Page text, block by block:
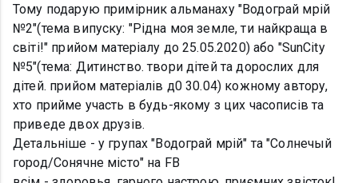
Тому подарую примірник альманаху "Водограй мрій
№2"(тема випуску: "Рідна моя земле, ти найкраща в
світі!" прийом матеріалу до 25.05.2020) або "SunCity
№5"(тема: Дитинство. твори дітей та дорослих для
дітей. прийом матеріалів д0 30.04) кожному автору,
хто прийме участь в будь-якому з цих часописів та
приведе двох друзів.
Детальніше - у групах "Водограй мрій" та "Солнечый
город/Сонячне місто" на FB